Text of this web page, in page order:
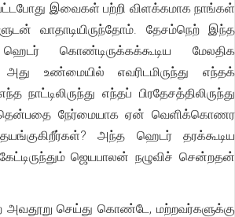
இவைகள் பற்றி விளக்கமாக நாங்கள்
வாதாடியிருந்தோம். தேசம்நெற் இந்த
ஹெடர் கொண்டிருக்கக்கூடிய மேலதிக
உண்மையில் எவரிடமிருந்து எந்தக்
எந்தப் பிரதேசத்திலிருந்து
நேர்மையாக ஏன் வெளிக்கொணர
அந்த ஹெடர் தரக்கூடிய
ஜெயபாலன் நழுவிச் சென்றதன்
செய்து கொண்டே, மற்றவர்களுக்கு